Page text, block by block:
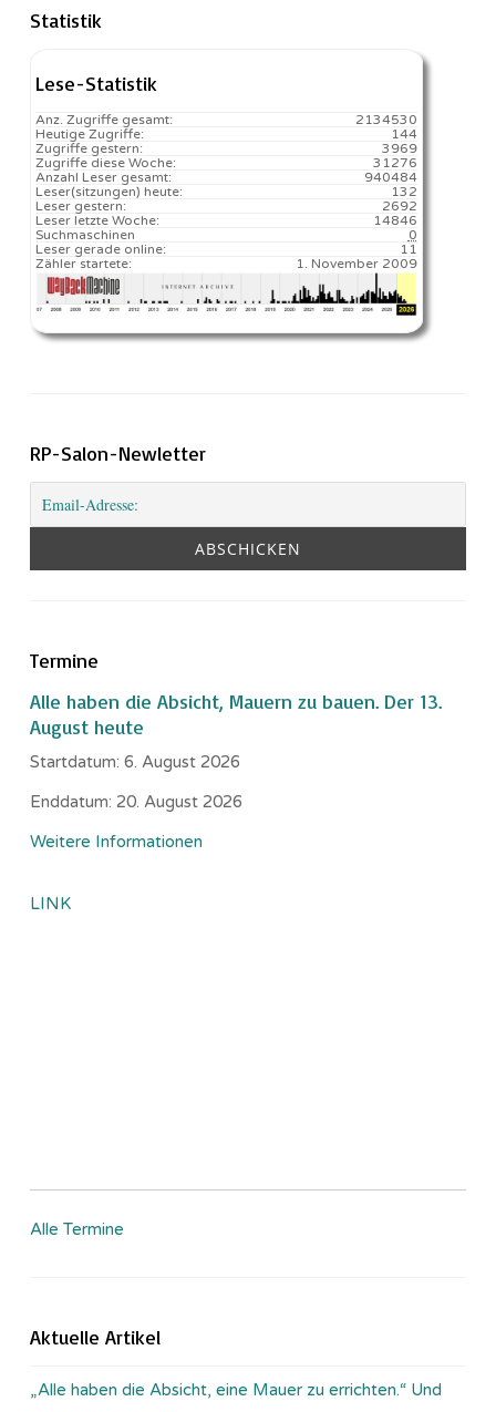
Statistik
Lese-Statistik
2134530
Anz. Zugriffe gesamt:
144
Heutige Zugriffe:
3969
Zugriffe gestern:
31276
Zugriffe diese Woche:
940484
Anzahl Leser gesamt:
132️
Leser(sitzungen) heute:
2692
Leser gestern:
14846️
Leser letzte Woche:
0
Suchmaschinen
11
Leser gerade online:
1. November 2009
Zähler startete:
RP-Salon-Newletter
Termine
Alle haben die Absicht, Mauern zu bauen. Der 13.
August heute
Startdatum: 6. August 2026
Enddatum: 20. August 2026
Weitere Informationen
LINK
Alle Termine
Aktuelle Artikel
„Alle haben die Absicht, eine Mauer zu errichten.“ Und